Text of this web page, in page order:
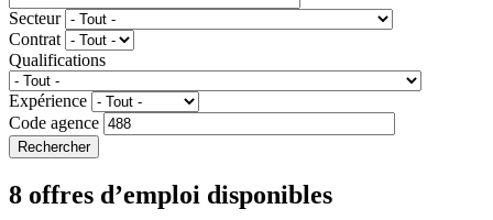
Secteur
Contrat
Qualifications
Expérience
Code agence
8 offres d’emploi disponibles